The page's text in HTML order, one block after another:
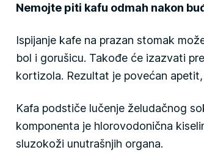
Nemojte piti kafu odmah nakon
Ispijanje kafe na prazan stomak
bol i gorušicu. Takođe će izazvati
kortizola. Rezultat je povećan
Kafa podstiče lučenje želudačnog
komponenta je hlorovodonična
sluzokoži unutrašnjih organa.